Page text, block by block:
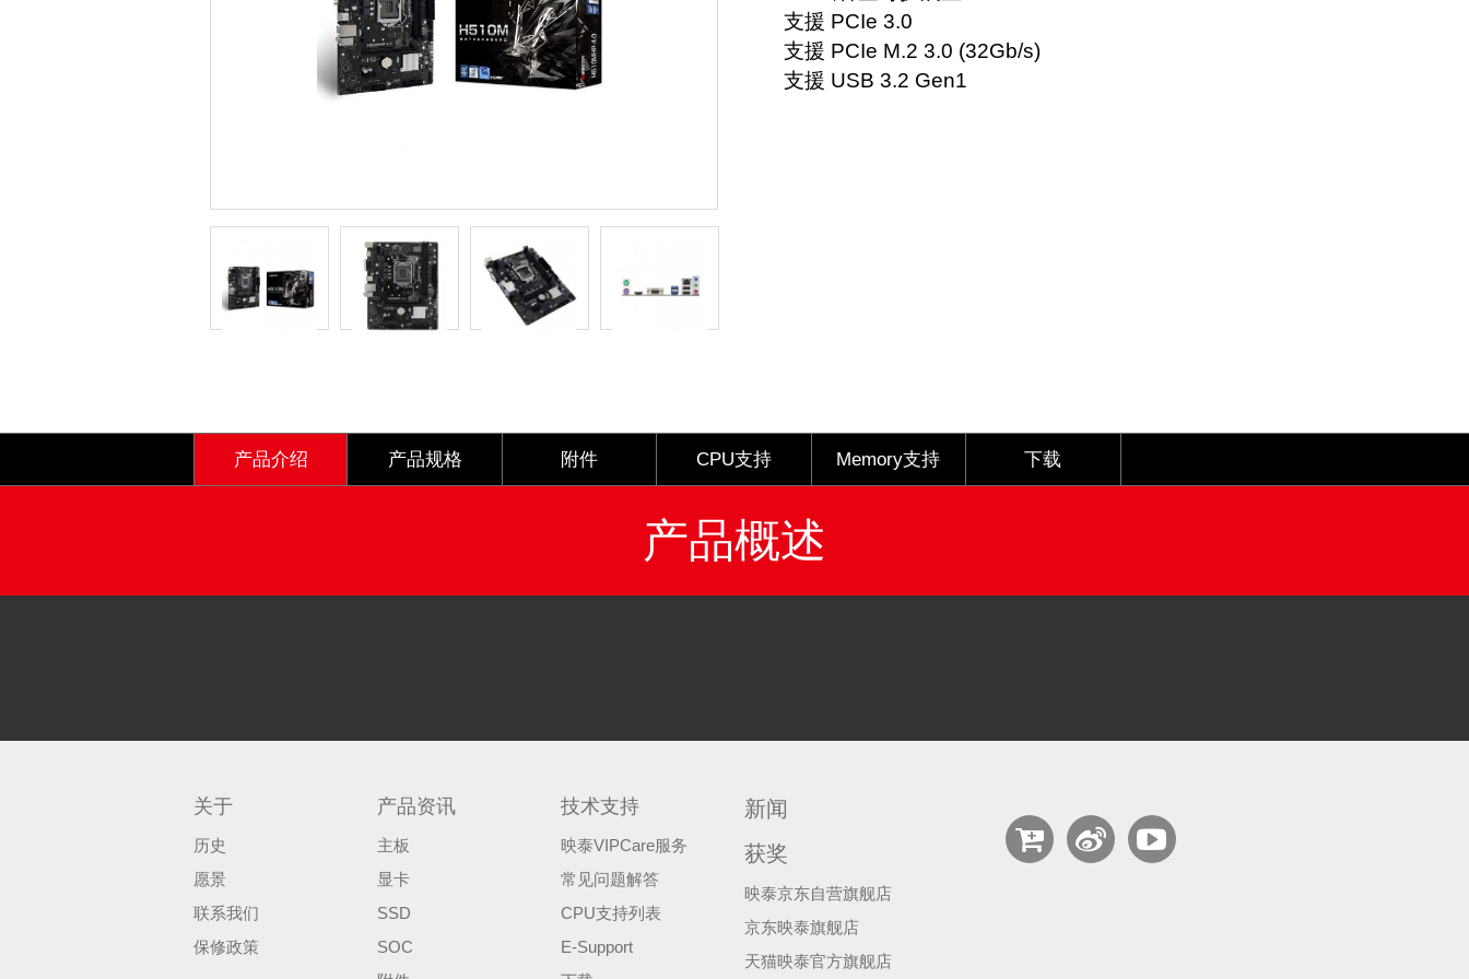
支援 PCIe 3.0
支援 PCIe M.2 3.0 (32Gb/s)
支援 USB 3.2 Gen1
产品介绍 产品规格 附件 CPU支持 Memory支持 下载
产品概述
关于
历史
愿景
联系我们
保修政策
产品资讯
主板
显卡
SSD
SOC
技术支持
映泰VIPCare服务
常见问题解答
CPU支持列表
E-Support
新闻
获奖
映泰京东自营旗舰店
京东映泰旗舰店
天猫映泰官方旗舰店